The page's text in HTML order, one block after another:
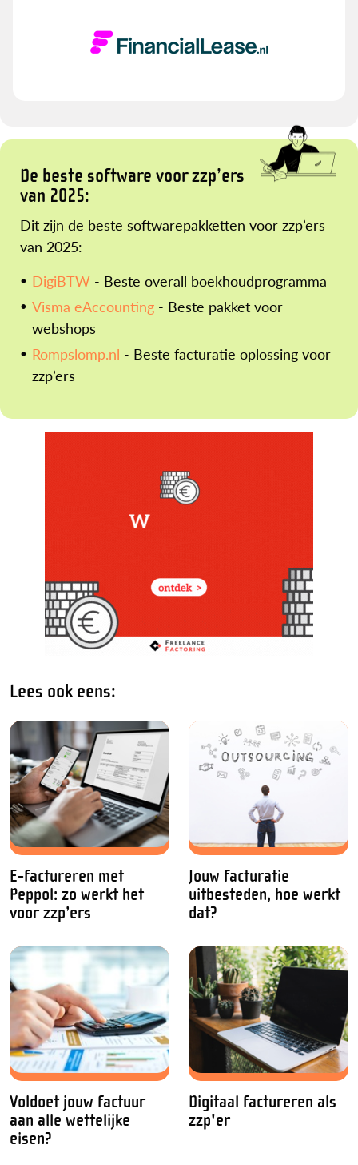
De beste software voor zzp’ers
van 2025:
Dit zijn de beste softwarepakketten voor zzp’ers
van 2025:
DigiBTW - Beste overall boekhoudprogramma
Visma eAccounting - Beste pakket voor
webshops
Rompslomp.nl - Beste facturatie oplossing voor
zzp’ers
Lees ook eens:
E-factureren met
Peppol: zo werkt het
voor zzp’ers
Jouw facturatie
uitbesteden, hoe werkt
dat?
Voldoet jouw factuur
aan alle wettelijke
eisen?
Digitaal factureren als
zzp'er